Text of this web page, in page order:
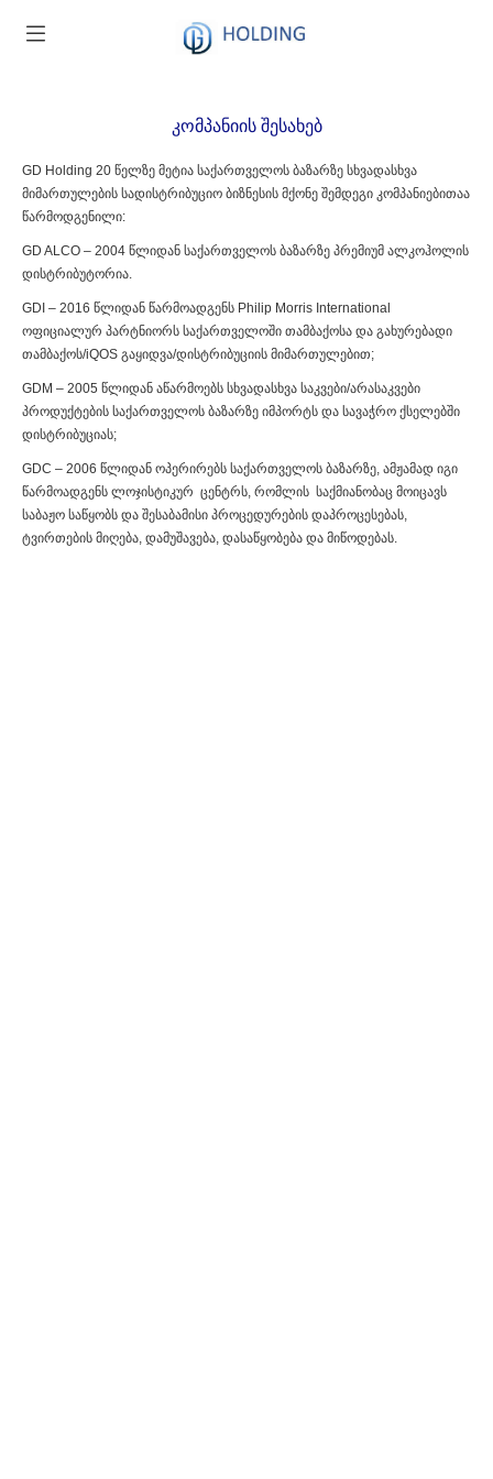
კომპანიის შესახებ
GD Holding 20 წელზე მეტია საქართველოს ბაზარზე სხვადასხვა
მიმართულების სადისტრიბუციო ბიზნესის მქონე შემდეგი კომპანიებითაა
წარმოდგენილი:
GD ALCO – 2004 წლიდან საქართველოს ბაზარზე პრემიუმ ალკოჰოლის
დისტრიბუტორია.
GDI – 2016 წლიდან წარმოადგენს Philip Morris International
ოფიციალურ პარტნიორს საქართველოში თამბაქოსა და გახურებადი
თამბაქოს/iQOS გაყიდვა/დისტრიბუციის მიმართულებით;
GDM – 2005 წლიდან აწარმოებს სხვადასხვა საკვები/არასაკვები
პროდუქტების საქართველოს ბაზარზე იმპორტს და სავაჭრო ქსელებში
დისტრიბუციას;
GDC – 2006 წლიდან ოპერირებს საქართველოს ბაზარზე, ამჟამად იგი
წარმოადგენს ლოჯისტიკურ ცენტრს, რომლის საქმიანობაც მოიცავს
საბაჟო საწყობს და შესაბამისი პროცედურების დაპროცესებას,
ტვირთების მიღება, დამუშავება, დასაწყობება და მიწოდებას.